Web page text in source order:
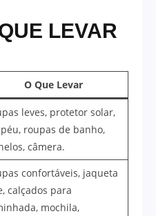
LEVAR
O Que Levar
leves, protetor solar,
roupas de banho,
câmera.
confortáveis, jaqueta
calçados para
mochila,